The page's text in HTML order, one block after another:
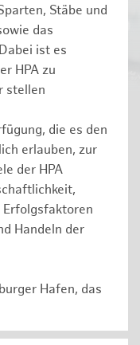
Stäbe und
das
ist es
HPA zu
stellen
die es den
erlauben, zur
der HPA
Erfolgsfaktoren
Handeln der
Hafen, das